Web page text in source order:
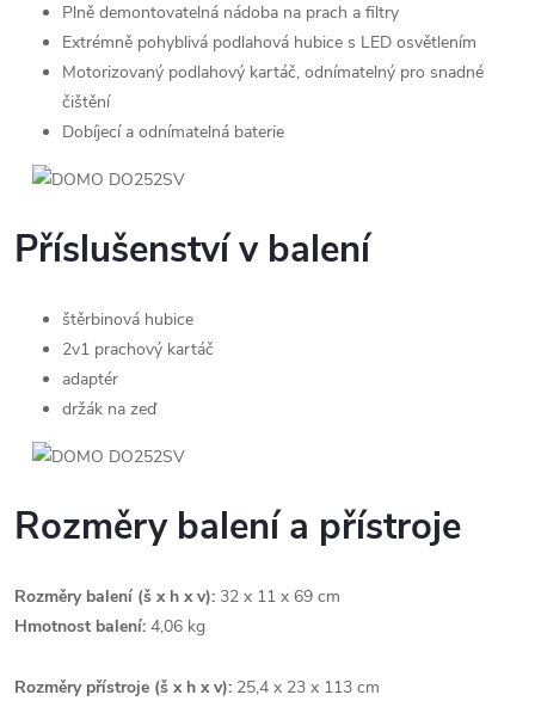
Plně demontovatelná nádoba na prach a filtry
Extrémně pohyblivá podlahová hubice s LED osvětlením
Motorizovaný podlahový kartáč, odnímatelný pro snadné
čištění
Dobíjecí a odnímatelná baterie
Příslušenství v balení
štěrbinová hubice
2v1 prachový kartáč
adaptér
držák na zeď
Rozměry balení a přístroje
Rozměry balení (š x h x v): 32 x 11 x 69 cm
Hmotnost balení: 4,06 kg
Rozměry přístroje (š x h x v): 25,4 x 23 x 113 cm